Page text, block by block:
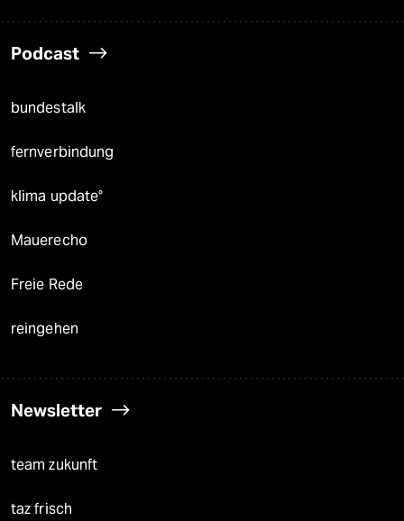
Podcast
bundestalk
fernverbindung
klima update°
Mauerecho
Freie Rede
reingehen
Newsletter
team zukunft
taz frisch